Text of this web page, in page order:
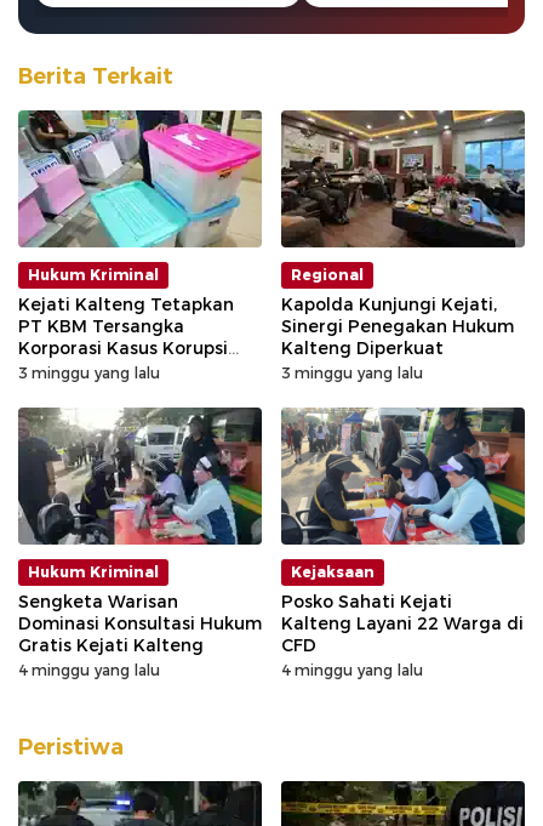
Berita Terkait
Hukum Kriminal
Kejati Kalteng Tetapkan
PT KBM Tersangka
Korporasi Kasus Korupsi
Zirkon Rp242 Miliar
3 minggu yang lalu
Regional
Kapolda Kunjungi Kejati,
Sinergi Penegakan Hukum
Kalteng Diperkuat
3 minggu yang lalu
Hukum Kriminal
Sengketa Warisan
Dominasi Konsultasi Hukum
Gratis Kejati Kalteng
4 minggu yang lalu
Kejaksaan
Posko Sahati Kejati
Kalteng Layani 22 Warga di
CFD
4 minggu yang lalu
Peristiwa